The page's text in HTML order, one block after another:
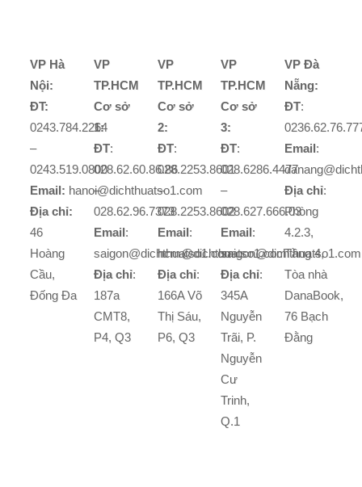
VP Hà
Nội:
ĐT:
0243.784.2264
–
0243.519.0800
Email: hanoi@dichthuatso1.com
Địa chỉ:
46
Hoàng
Cầu,
Đống Đa
VP
TP.HCM
Cơ sở
1:
ĐT:
028.62.60.86.86
–
028.62.96.7373
Email:
saigon@dichthuatso1.com
Địa chỉ:
187a
CMT8,
P4, Q3
VP
TP.HCM
Cơ sở
2:
ĐT:
028.2253.8601
–
028.2253.8602
Email:
hcm@dichthuatso1.com
Địa chỉ:
166A Võ
Thị Sáu,
P6, Q3
VP
TP.HCM
Cơ sở
3:
ĐT:
028.6286.4477
–
028.627.666.03
Email:
saigon@dichthuatso1.com
Địa chỉ:
345A
Nguyễn
Trãi, P.
Nguyễn
Cư
Trinh,
Q.1
VP Đà
Nẵng:
ĐT:
Email:
Địa chỉ:
Phòng
4.2.3,
Tầng 4,
Tòa nhà
DanaBook,
76 Bạch
Đằng